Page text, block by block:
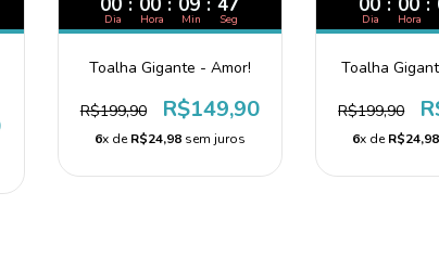
Dia Hora Min Seg
Toalha Gigante - Amor!
R$199,90 R$149,90
6x deR$24,98sem juros
Dia Hora
Toalha
R$199,90
6x deR$24,98